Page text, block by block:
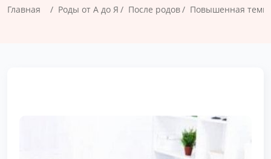
Главная Роды от А до Я После родов Повышенная